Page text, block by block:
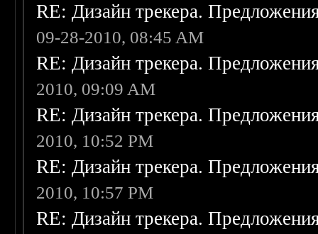
RE: Дизайн трекера.
09-28-2010, 08:45 AM
RE: Дизайн трекера.
2010, 09:09 AM
RE: Дизайн трекера.
2010, 10:52 PM
RE: Дизайн трекера.
2010, 10:57 PM
RE: Дизайн трекера.